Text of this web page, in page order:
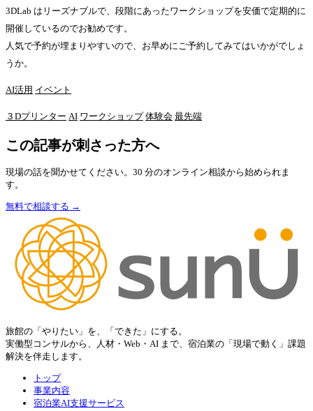
3DLab はリーズナブルで、段階にあったワークショップを安価で定期的に
開催しているのでお勧めです。
人気で予約が埋まりやすいので、お早めにご予約してみてはいかがでしょ
うか。
AI活用 イベント
３Dプリンター AI ワークショップ 体験会 最先端
この記事が刺さった方へ
現場の話を聞かせてください。30 分のオンライン相談から始められま
す。
無料で相談する →
旅館の「やりたい」を、「できた」にする。
実働型コンサルから、人材・Web・AI まで、宿泊業の「現場で動く」課題
解決を伴走します。
トップ
事業内容
宿泊業AI支援サービス